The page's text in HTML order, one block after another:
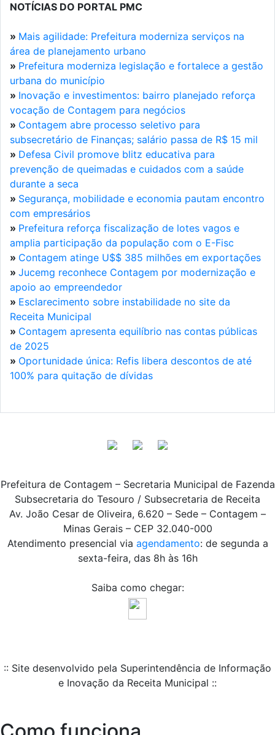
NOTÍCIAS DO PORTAL PMC
» Mais agilidade: Prefeitura moderniza serviços na
área de planejamento urbano
» Prefeitura moderniza legislação e fortalece a gestão
urbana do município
» Inovação e investimentos: bairro planejado reforça
vocação de Contagem para negócios
» Contagem abre processo seletivo para
subsecretário de Finanças; salário passa de R$ 15 mil
» Defesa Civil promove blitz educativa para
prevenção de queimadas e cuidados com a saúde
durante a seca
» Segurança, mobilidade e economia pautam encontro
com empresários
» Prefeitura reforça fiscalização de lotes vagos e
amplia participação da população com o E-Fisc
» Contagem atinge U$$ 385 milhões em exportações
» Jucemg reconhece Contagem por modernização e
apoio ao empreendedor
» Esclarecimento sobre instabilidade no site da
Receita Municipal
» Contagem apresenta equilíbrio nas contas públicas
de 2025
» Oportunidade única: Refis libera descontos de até
100% para quitação de dívidas
Prefeitura de Contagem – Secretaria Municipal de Fazenda
Subsecretaria do Tesouro / Subsecretaria de Receita
Av. João Cesar de Oliveira, 6.620 – Sede – Contagem –
Minas Gerais – CEP 32.040-000
Atendimento presencial via agendamento: de segunda a
sexta-feira, das 8h às 16h
Saiba como chegar:
:: Site desenvolvido pela Superintendência de Informação
e Inovação da Receita Municipal ::